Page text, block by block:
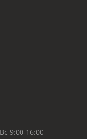
Вс 9:00-16:00